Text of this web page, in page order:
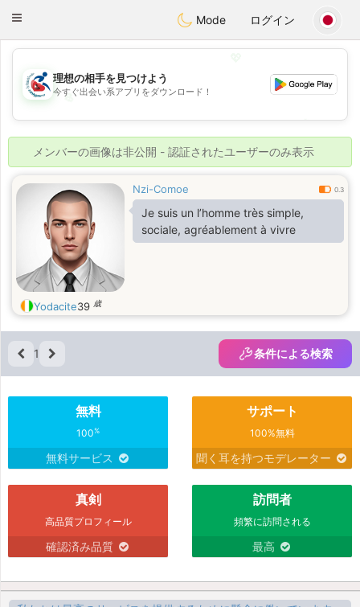
Handi Space
Toggle
Mode ログイン
💖
💕
💕
理想の相手を見つけよう
今すぐ出会い系アプリをダウンロード！
メンバーの画像は非公開 - 認証されたユーザーのみ表示
Nzi-Comoe 0.3
Je suis un l’homme très simple,
sociale, agréablement à vivre
Yodacite39 歳
1 条件による検索
無料
100%
無料サービス
サポート
100%無料
聞く耳を持つモデレーター
真剣
高品質プロフィール
確認済み品質
訪問者
頻繁に訪問される
最高